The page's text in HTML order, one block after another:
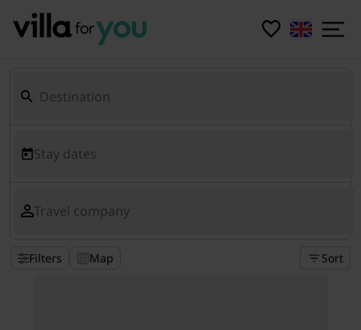
Stay dates
Travel company
Filters Map Sort